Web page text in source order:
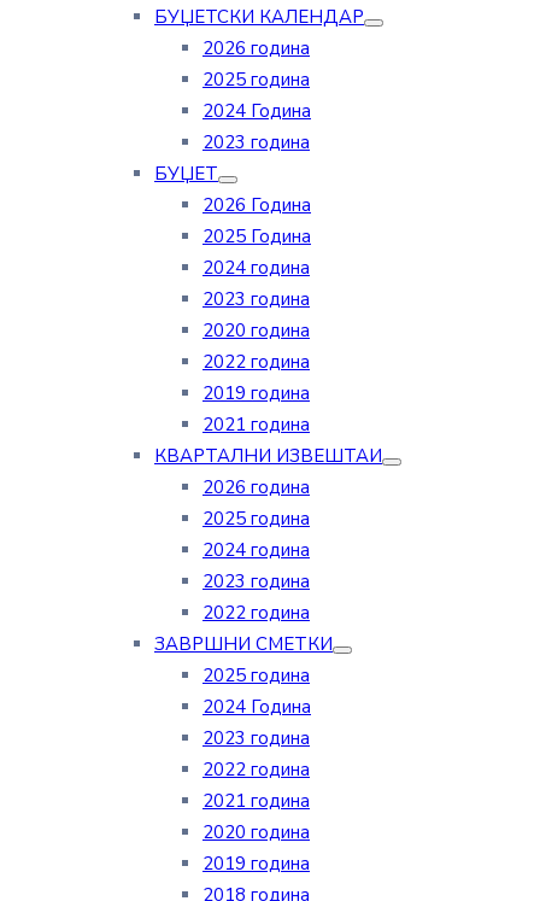
БУЏЕТСКИ КАЛЕНДАР
2026 година
2025 година
2024 Година
2023 година
БУЏЕТ
2026 Година
2025 Година
2024 година
2023 година
2020 година
2022 година
2019 година
2021 година
КВАРТАЛНИ ИЗВЕШТАИ
2026 година
2025 година
2024 година
2023 година
2022 година
ЗАВРШНИ СМЕТКИ
2025 година
2024 Година
2023 година
2022 година
2021 година
2020 година
2019 година
2018 година